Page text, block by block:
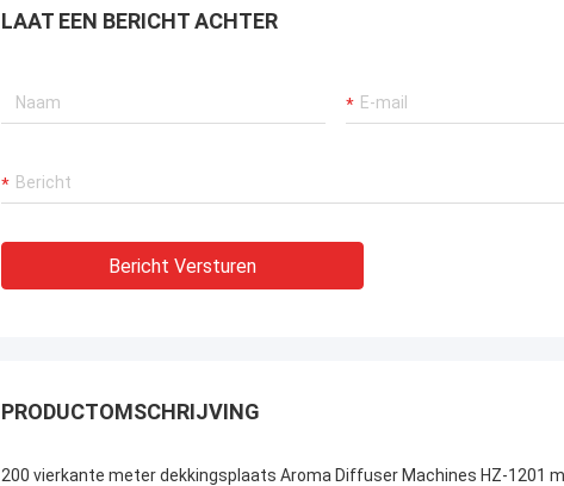
LAAT EEN BERICHT ACHTER
Bericht Versturen
PRODUCTOMSCHRIJVING
200 vierkante meter dekkingsplaats Aroma Diffuser Machines HZ-1201